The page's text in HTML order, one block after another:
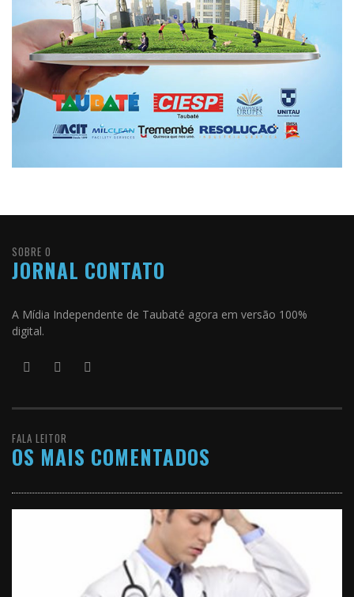
SOBRE O
JORNAL CONTATO
A Mídia Independente de Taubaté agora em versão 100%
digital.
FALA LEITOR
OS MAIS COMENTADOS